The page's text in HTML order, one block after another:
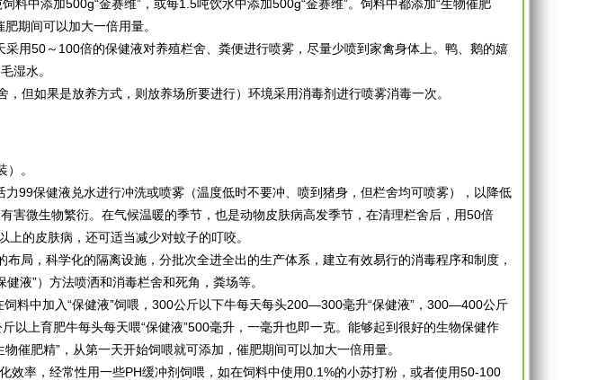
料中添加500g“金赛维”，或每1.5吨饮水中添加500g“金赛维”。饲料中都添加“生物催肥
期间可以加大一倍用量。
用50～100倍的保健液对养殖栏舍、粪便进行喷雾，尽量少喷到家禽身体上。鸭、鹅的嬉
湿水。
但如果是放养方式，则放养场所要进行）环境采用消毒剂进行喷雾消毒一次。
。
99保健液兑水进行冲洗或喷雾（温度低时不要冲、喷到猪身，但栏舍均可喷雾），以降低
害微生物繁衍。在气候温暖的季节，也是动物皮肤病高发季节，在清理栏舍后，用50倍
上的皮肤病，还可适当减少对蚊子的叮咬。
局，科学化的隔离设施，分批次全进全出的生产体系，建立有效易行的消毒程序和制度，
液”）方法喷洒和消毒栏舍和死角，粪场等。
饲料中加入“保健液”饲喂，300公斤以下牛每天每头200—300毫升“保健液”，300—400公斤
以上育肥牛每头每天喂“保健液”500毫升，一毫升也即一克。能够起到很好的生物保健作
催肥精”，从第一天开始饲喂就可添加，催肥期间可以加大一倍用量。
效率，经常性用一些PH缓冲剂饲喂，如在饲料中使用0.1%的小苏打粉，或者使用50-100